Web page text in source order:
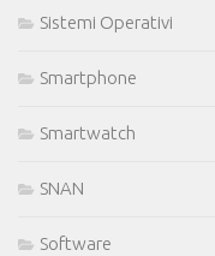
Sistemi Operativi
Smartphone
Smartwatch
SNAN
Software